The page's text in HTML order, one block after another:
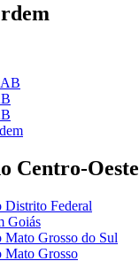
Centro-Oeste
Distrito Federal
Goiás
Mato Grosso do Sul
Mato Grosso